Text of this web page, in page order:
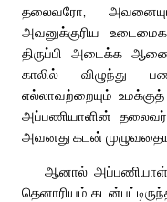
தலைவரோ,
அவனுக்குரிய
திருப்பி அடைக்க
காலில் விழுந்து
எல்லாவற்றையும் உமக்குத்
அப்பணியாளின்
அவனது கடன்
ஆனால் அப்பணியாள்
தெனாரியம்